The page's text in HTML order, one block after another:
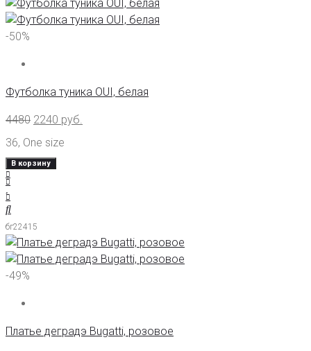
-50%
Футболка туника OUI, белая
4480 2240 руб.
36, One size
В корзину
бг22415
-49%
Платье деградэ Bugatti, розовое